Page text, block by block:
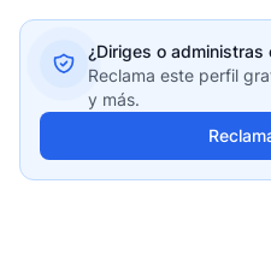
¿Diriges o administras
Reclama este perfil
y más.